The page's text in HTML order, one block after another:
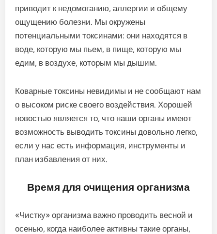
приводит к недомоганию, аллергии и общему
ощущению болезни. Мы окружены
потенциальными токсинами: они находятся в
воде, которую мы пьем, в пище, которую мы
едим, в воздухе, которым мы дышим.
Коварные токсины невидимы и не сообщают нам
о высоком риске своего воздействия. Хорошей
новостью является то, что наши органы имеют
возможность выводить токсины довольно легко,
если у нас есть информация, инструменты и
план избавления от них.
Время для очищения организма
«Чистку» организма важно проводить весной и
осенью, когда наиболее активны такие органы,